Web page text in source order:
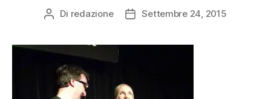
Autore
Di redazione
DataSettembre 24, 2015